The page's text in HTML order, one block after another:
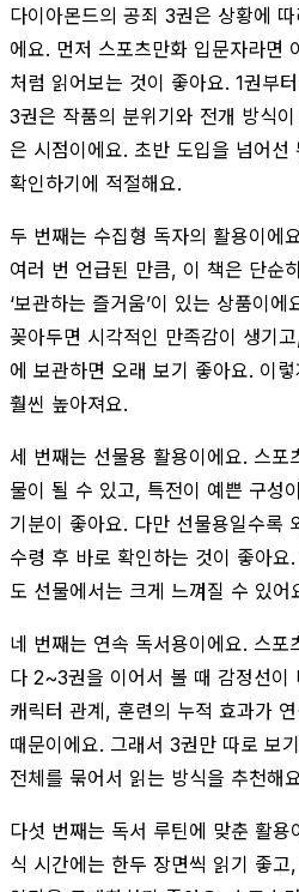
다이아몬드의 공죄 3권은 상황에
에요. 먼저 스포츠만화 입문자라면
처럼 읽어보는 것이 좋아요. 1권부
3권은 작품의 분위기와 전개 방식
은 시점이에요. 초반 도입을 넘어선
확인하기에 적절해요.
두 번째는 수집형 독자의 활용이에
여러 번 언급된 만큼, 이 책은 단순
‘보관하는 즐거움’이 있는 상품이
꽂아두면 시각적인 만족감이 생기
에 보관하면 오래 보기 좋아요. 이
훨씬 높아져요.
세 번째는 선물용 활용이에요. 스포
물이 될 수 있고, 특전이 예쁜 구성
기분이 좋아요. 다만 선물용일수록
수령 후 바로 확인하는 것이 좋아
도 선물에서는 크게 느껴질 수 있어
네 번째는 연속 독서용이에요. 스포
다 2~3권을 이어서 볼 때 감정선이
캐릭터 관계, 훈련의 누적 효과가
때문이에요. 그래서 3권만 따로 보
전체를 묶어서 읽는 방식을 추천해
다섯 번째는 독서 루틴에 맞춘 활용
식 시간에는 한두 장면씩 읽기 좋